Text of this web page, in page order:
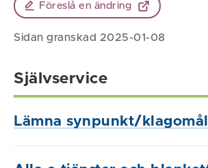
Föreslå en ändring
Sidan granskad 2025-01-08
Självservice
Lämna synpunkt/klagomål